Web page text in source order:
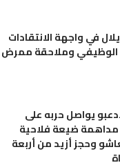
في واجهة الانتقادات
الوظيفي وملاحقة ممرض
يواصل حربه على
مداهمة ضيعة فلاحية
وحجز أزيد من أربعة